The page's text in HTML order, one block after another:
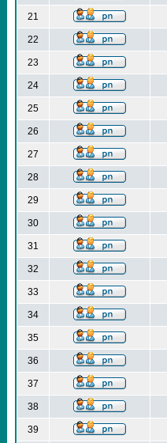
21
22
23
24
25
26
27
28
29
30
31
32
33
34
35
36
37
38
39